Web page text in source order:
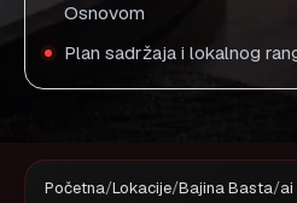
Osnovom
Plan sadržaja i lokalnog
Početna/Lokacije/Bajina Basta/